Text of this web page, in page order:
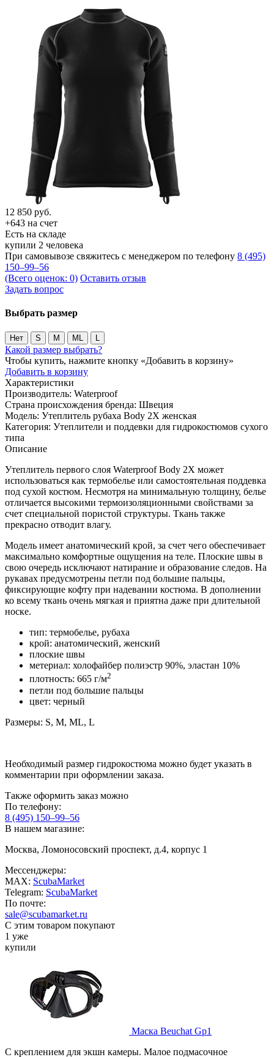
12 850 руб.
+643 на счет
Есть на складе
купили 2 человека
При самовывозе свяжитесь с менеджером по телефону 8 (495)
150–99–56
(Всего оценок: 0) Оставить отзыв
Задать вопрос
Выбрать размер
Нет S M ML L
Какой размер выбрать?
Чтобы купить, нажмите кнопку «Добавить в корзину»
Добавить в корзину
Характеристики
Производитель: Waterproof
Страна происхождения бренда: Швеция
Модель: Утеплитель рубаха Body 2X женская
Категория: Утеплители и поддевки для гидрокостюмов сухого
типа
Описание
Утеплитель первого слоя Waterproof Body 2X может
использоваться как термобелье или самостоятельная поддевка
под сухой костюм. Несмотря на минимальную толщину, белье
отличается высокими термоизоляционными свойствами за
счет специальной пористой структуры. Ткань также
прекрасно отводит влагу.
Модель имеет анатомический крой, за счет чего обеспечивает
максимально комфортные ощущения на теле. Плоские швы в
свою очередь исключают натирание и образование следов. На
рукавах предусмотрены петли под большие пальцы,
фиксирующие кофту при надевании костюма. В дополнении
ко всему ткань очень мягкая и приятна даже при длительной
носке.
тип: термобелье, рубаха
крой: анатомический, женский
плоские швы
метериал: холофайбер полиэстр 90%, эластан 10%
плотность: 665 г/м2
петли под большие пальцы
цвет: черный
Размеры: S, M, ML, L
Необходимый размер гидрокостюма можно будет указать в
комментарии при оформлении заказа.
Также оформить заказ можно
По телефону:
8 (495) 150–99–56
В нашем магазине:
Москва, Ломоносовский проспект, д.4, корпус 1
Мессенджеры:
MAX: ScubaMarket
Telegram: ScubaMarket
По почте:
sale@scubamarket.ru
С этим товаром покупают
1 уже
купили
Маска Beuchat Gp1
С креплением для экшн камеры. Малое подмасочное